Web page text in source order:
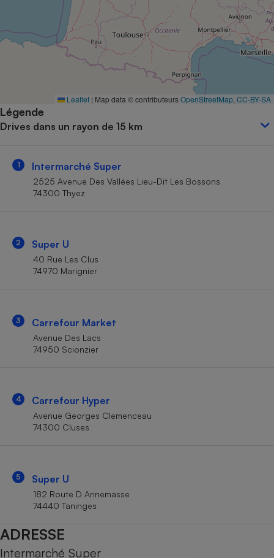
Leaflet | Map data © contributeursOpenStreetMap CC-BY-SA
Légende
Drives dans un rayon de 15 km
1 Intermarché Super
2525 Avenue Des Vallées Lieu-Dit Les Bossons
74300 Thyez
2 Super U
40 Rue Les Clus
74970 Marignier
3 Carrefour Market
Avenue Des Lacs
74950 Scionzier
4 Carrefour Hyper
Avenue Georges Clemenceau
74300 Cluses
5 Super U
182 Route D Annemasse
74440 Taninges
ADRESSE
Intermarché Super
Complément
alimentaire
Assurance emprunteur
Petit électroménager -
Lave-linge
Mutuelle